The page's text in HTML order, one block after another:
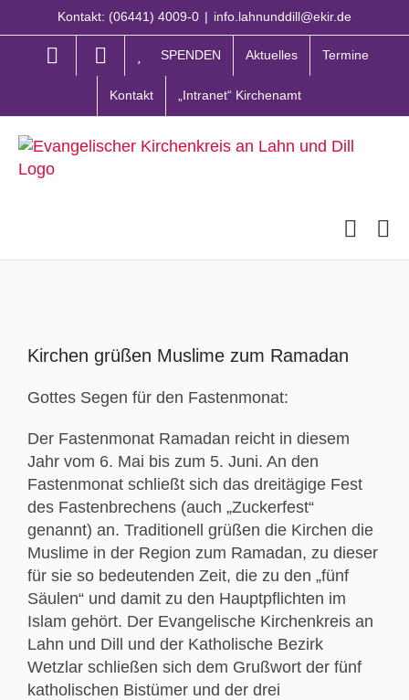
Inhalt
Kontakt: (06441) 4009-0 | info.lahnunddill@ekir.de
SPENDEN Aktuelles Termine
Kontakt „Intranet“ Kirchenamt
grösseres
Kirchen grüßen Muslime zum Ramadan
Gottes Segen für den Fastenmonat:
Der Fastenmonat Ramadan reicht in diesem
Jahr vom 6. Mai bis zum 5. Juni. An den
Fastenmonat schließt sich das dreitägige Fest
des Fastenbrechens (auch „Zuckerfest“
genannt) an. Traditionell grüßen die Kirchen die
Muslime in der Region zum Ramadan, zu dieser
für sie so bedeutenden Zeit, die zu den „fünf
Säulen“ und damit zu den Hauptpflichten im
Islam gehört. Der Evangelische Kirchenkreis an
Lahn und Dill und der Katholische Bezirk
Wetzlar schließen sich dem Grußwort der fünf
katholischen Bistümer und der drei